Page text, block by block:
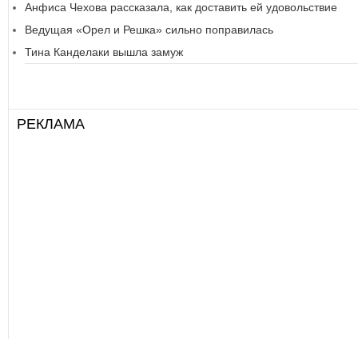
Анфиса Чехова рассказала, как доставить ей удовольствие
Ведущая «Орел и Решка» сильно поправилась
Тина Канделаки вышла замуж
РЕКЛАМА